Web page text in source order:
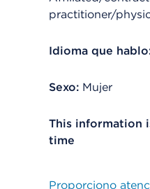
practitioner/
Idioma que
Sexo: Mujer
This information
time
Proporciono